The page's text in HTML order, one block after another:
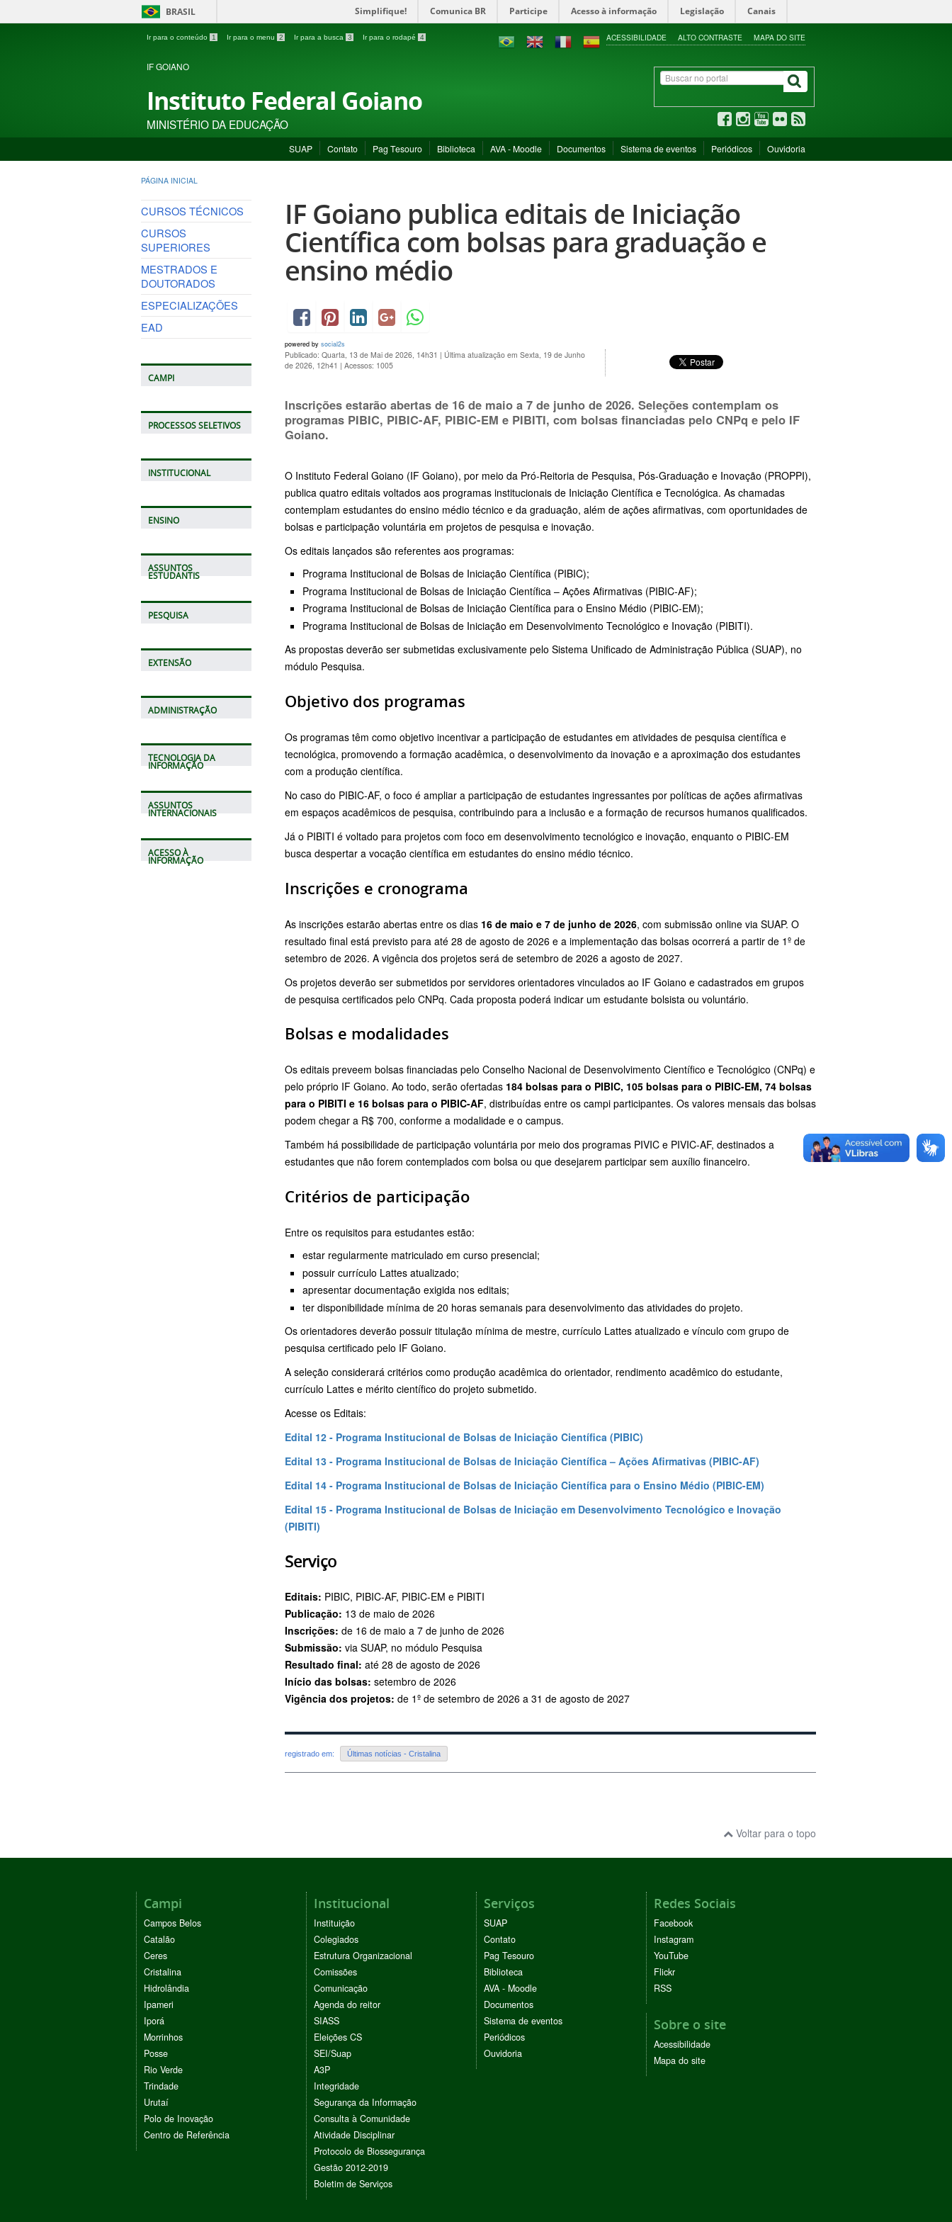
BRASIL Simplifique! Comunica BR Participe Acesso à informação Legislação Canais
Ir para o conteúdo 1 Ir para o menu 2 Ir para a busca 3 Ir para o rodapé 4 ACESSIBILIDADE ALTO CONTRASTE MAPA DO SITE
IF GOIANO
Instituto Federal Goiano
MINISTÉRIO DA EDUCAÇÃO
SUAP Contato Pag Tesouro Biblioteca AVA - Moodle Documentos Sistema de eventos Periódicos Ouvidoria
PÁGINA INICIAL
CURSOS TÉCNICOS
CURSOS
SUPERIORES
MESTRADOS E
DOUTORADOS
ESPECIALIZAÇÕES
EAD
CAMPI
PROCESSOS SELETIVOS
INSTITUCIONAL
ENSINO
ASSUNTOS
ESTUDANTIS
PESQUISA
EXTENSÃO
ADMINISTRAÇÃO
TECNOLOGIA DA
INFORMAÇÃO
ASSUNTOS
INTERNACIONAIS
ACESSO À
INFORMAÇÃO
IF Goiano publica editais de Iniciação
Científica com bolsas para graduação e
ensino médio
powered by social2s
Publicado: Quarta, 13 de Mai de 2026, 14h31 | Última atualização em Sexta, 19 de Junho
de 2026, 12h41 | Acessos: 1005
Inscrições estarão abertas de 16 de maio a 7 de junho de 2026. Seleções contemplam os
programas PIBIC, PIBIC-AF, PIBIC-EM e PIBITI, com bolsas financiadas pelo CNPq e pelo IF
Goiano.
O Instituto Federal Goiano (IF Goiano), por meio da Pró-Reitoria de Pesquisa, Pós-Graduação e Inovação (PROPPI),
publica quatro editais voltados aos programas institucionais de Iniciação Científica e Tecnológica. As chamadas
contemplam estudantes do ensino médio técnico e da graduação, além de ações afirmativas, com oportunidades de
bolsas e participação voluntária em projetos de pesquisa e inovação.
Os editais lançados são referentes aos programas:
Programa Institucional de Bolsas de Iniciação Científica (PIBIC);
Programa Institucional de Bolsas de Iniciação Científica – Ações Afirmativas (PIBIC-AF);
Programa Institucional de Bolsas de Iniciação Científica para o Ensino Médio (PIBIC-EM);
Programa Institucional de Bolsas de Iniciação em Desenvolvimento Tecnológico e Inovação (PIBITI).
As propostas deverão ser submetidas exclusivamente pelo Sistema Unificado de Administração Pública (SUAP), no
módulo Pesquisa.
Objetivo dos programas
Os programas têm como objetivo incentivar a participação de estudantes em atividades de pesquisa científica e
tecnológica, promovendo a formação acadêmica, o desenvolvimento da inovação e a aproximação dos estudantes
com a produção científica.
No caso do PIBIC-AF, o foco é ampliar a participação de estudantes ingressantes por políticas de ações afirmativas
em espaços acadêmicos de pesquisa, contribuindo para a inclusão e a formação de recursos humanos qualificados.
Já o PIBITI é voltado para projetos com foco em desenvolvimento tecnológico e inovação, enquanto o PIBIC-EM
busca despertar a vocação científica em estudantes do ensino médio técnico.
Inscrições e cronograma
As inscrições estarão abertas entre os dias 16 de maio e 7 de junho de 2026, com submissão online via SUAP. O
resultado final está previsto para até 28 de agosto de 2026 e a implementação das bolsas ocorrerá a partir de 1º de
setembro de 2026. A vigência dos projetos será de setembro de 2026 a agosto de 2027.
Os projetos deverão ser submetidos por servidores orientadores vinculados ao IF Goiano e cadastrados em grupos
de pesquisa certificados pelo CNPq. Cada proposta poderá indicar um estudante bolsista ou voluntário.
Bolsas e modalidades
Os editais preveem bolsas financiadas pelo Conselho Nacional de Desenvolvimento Científico e Tecnológico (CNPq) e
pelo próprio IF Goiano. Ao todo, serão ofertadas 184 bolsas para o PIBIC, 105 bolsas para o PIBIC-EM, 74 bolsas
para o PIBITI e 16 bolsas para o PIBIC-AF, distribuídas entre os campi participantes. Os valores mensais das bolsas
podem chegar a R$ 700, conforme a modalidade e o campus.
Também há possibilidade de participação voluntária por meio dos programas PIVIC e PIVIC-AF, destinados a
estudantes que não forem contemplados com bolsa ou que desejarem participar sem auxílio financeiro.
Critérios de participação
Entre os requisitos para estudantes estão:
estar regularmente matriculado em curso presencial;
possuir currículo Lattes atualizado;
apresentar documentação exigida nos editais;
ter disponibilidade mínima de 20 horas semanais para desenvolvimento das atividades do projeto.
Os orientadores deverão possuir titulação mínima de mestre, currículo Lattes atualizado e vínculo com grupo de
pesquisa certificado pelo IF Goiano.
A seleção considerará critérios como produção acadêmica do orientador, rendimento acadêmico do estudante,
currículo Lattes e mérito científico do projeto submetido.
Acesse os Editais:
Edital 12 - Programa Institucional de Bolsas de Iniciação Científica (PIBIC)
Edital 13 - Programa Institucional de Bolsas de Iniciação Científica – Ações Afirmativas (PIBIC-AF)
Edital 14 - Programa Institucional de Bolsas de Iniciação Científica para o Ensino Médio (PIBIC-EM)
Edital 15 - Programa Institucional de Bolsas de Iniciação em Desenvolvimento Tecnológico e Inovação
(PIBITI)
Serviço
Editais: PIBIC, PIBIC-AF, PIBIC-EM e PIBITI
Publicação: 13 de maio de 2026
Inscrições: de 16 de maio a 7 de junho de 2026
Submissão: via SUAP, no módulo Pesquisa
Resultado final: até 28 de agosto de 2026
Início das bolsas: setembro de 2026
Vigência dos projetos: de 1º de setembro de 2026 a 31 de agosto de 2027
registrado em: Últimas notícias - Cristalina
Voltar para o topo
Campi
Campos Belos
Catalão
Ceres
Cristalina
Hidrolândia
Ipameri
Iporá
Morrinhos
Posse
Rio Verde
Trindade
Urutaí
Polo de Inovação
Centro de Referência
Institucional
Instituição
Colegiados
Estrutura Organizacional
Comissões
Comunicação
Agenda do reitor
SIASS
Eleições CS
SEI/Suap
A3P
Integridade
Segurança da Informação
Consulta à Comunidade
Atividade Disciplinar
Protocolo de Biossegurança
Gestão 2012-2019
Boletim de Serviços
Serviços
SUAP
Contato
Pag Tesouro
Biblioteca
AVA - Moodle
Documentos
Sistema de eventos
Periódicos
Ouvidoria
Redes Sociais
Facebook
Instagram
YouTube
Flickr
RSS
Sobre o site
Acessibilidade
Mapa do site